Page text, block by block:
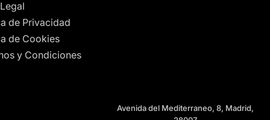
de Privacidad
de Cookies
y Condiciones
Avenida del Mediterraneo, 8, Madrid,